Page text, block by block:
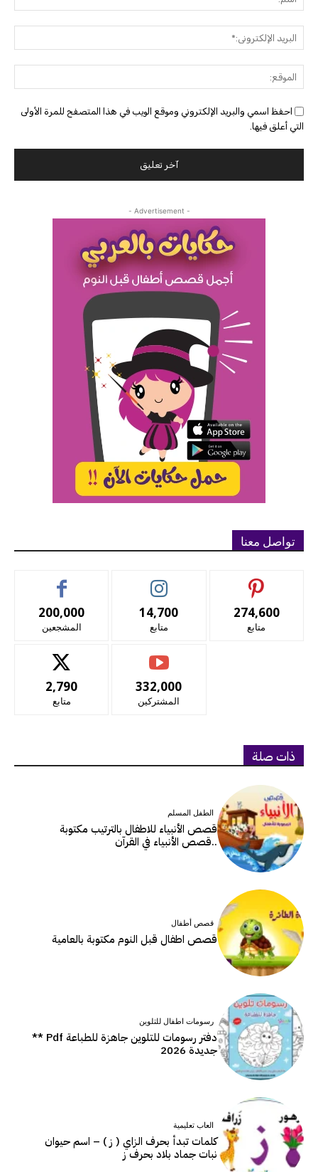
احفظ اسمي والبريد الإلكتروني وموقع الويب في هذا المتصفح للمرة الأولى
التي أعلق فيها.
- Advertisement -
تواصل معنا
200,000
المشجعين
14,700
متابع
274,600
متابع
2,790
متابع
332,000
المشتركين
ذات صلة
الطفل المسلم
قصص الأنبياء للاطفال بالترتيب مكتوبة
..قصص الأنبياء في القرآن
قصص أطفال
قصص اطفال قبل النوم مكتوبة بالعامية
رسومات اطفال للتلوين
دفتر رسومات للتلوين جاهزة للطباعة Pdf **
جديدة 2026
العاب تعليمية
كلمات تبدأ بحرف الزاي ( ز ) – اسم حيوان
نبات جماد بلاد بحرف ز